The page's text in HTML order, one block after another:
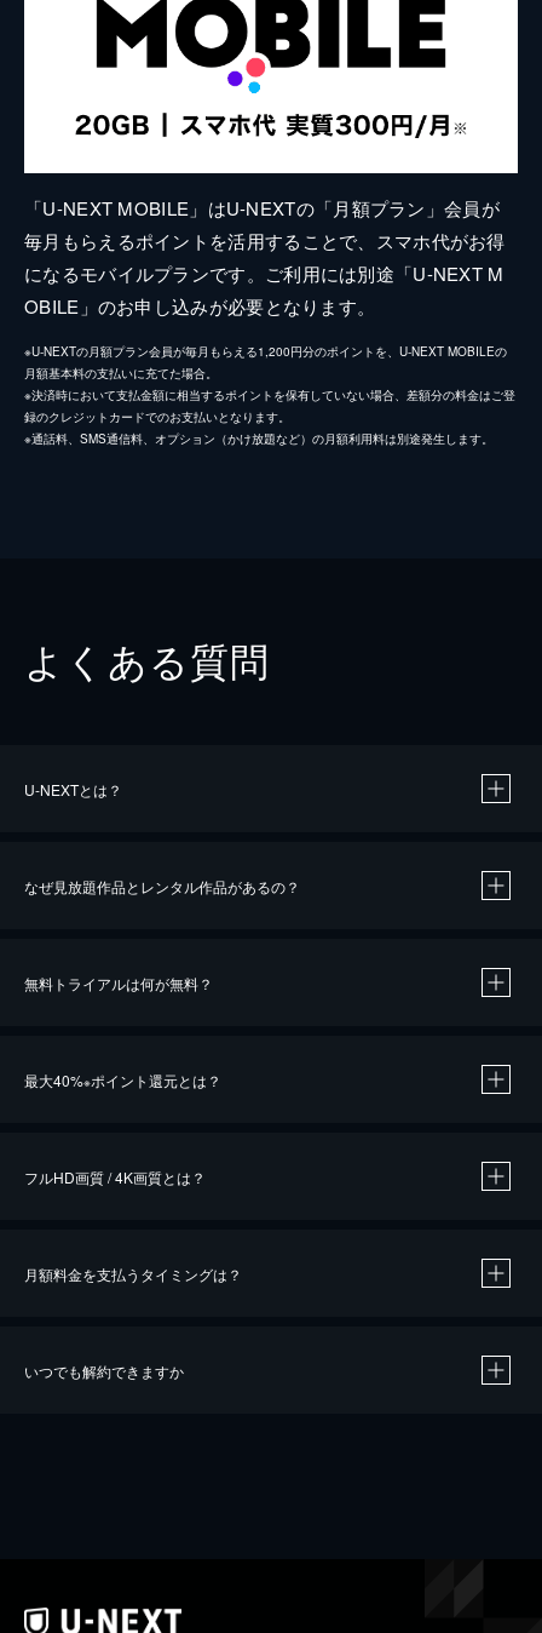
「U-NEXT MOBILE」はU-NEXTの「月額プラン」会員が
毎月もらえるポイントを活用することで、スマホ代がお得
になるモバイルプランです。ご利用には別途「U-NEXT M
OBILE」のお申し込みが必要となります。
※U-NEXTの月額プラン会員が毎月もらえる1,200円分のポイントを、U-NEXT MOBILEの
月額基本料の支払いに充てた場合。
※決済時において支払金額に相当するポイントを保有していない場合、差額分の料金はご登
録のクレジットカードでのお支払いとなります。
※通話料、SMS通信料、オプション（かけ放題など）の月額利用料は別途発生します。
よくある質問
U-NEXTとは？
なぜ見放題作品とレンタル作品があるの？
無料トライアルは何が無料？
最大40%※ポイント還元とは？
※40％ポイント還元の対象は、クレジットカード決済による作品の購入 / レンタルです。
フルHD画質 / 4K画質とは？
月額料金を支払うタイミングは？
いつでも解約できますか